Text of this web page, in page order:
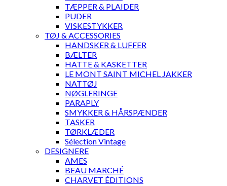
TÆPPER & PLAIDER
PUDER
VISKESTYKKER
TØJ & ACCESSORIES
HANDSKER & LUFFER
BÆLTER
HATTE & KASKETTER
LE MONT SAINT MICHEL JAKKER
NATTØJ
NØGLERINGE
PARAPLY
SMYKKER & HÅRSPÆNDER
TASKER
TØRKLÆDER
Sélection Vintage
DESIGNERE
AMES
BEAU MARCHÉ
CHARVET ÉDITIONS